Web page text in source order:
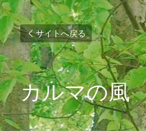
サイトへ戻る
カルマの風